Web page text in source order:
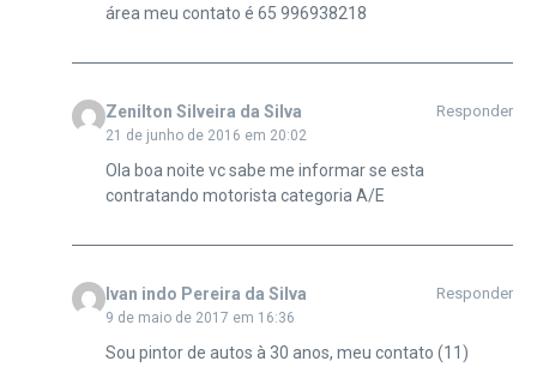
área meu contato é 65 996938218
Zenilton Silveira da Silva
21 de junho de 2016 em 20:02
Responder
Ola boa noite vc sabe me informar se esta
contratando motorista categoria A/E
Ivan indo Pereira da Silva
9 de maio de 2017 em 16:36
Responder
Sou pintor de autos à 30 anos, meu contato (11)